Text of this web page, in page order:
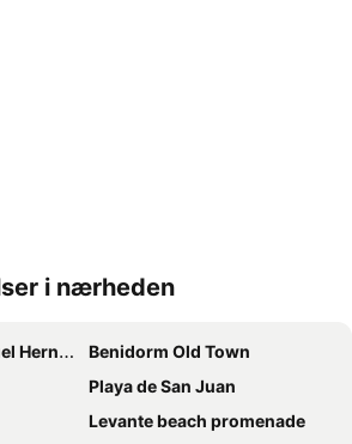
i nærheden
Airport
Benidorm Old Town
Playa de San Juan
Levante beach promenade